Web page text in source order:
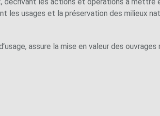
décrivant les actions et opérations à
les usages et la préservation des milieux
assure la mise en valeur des